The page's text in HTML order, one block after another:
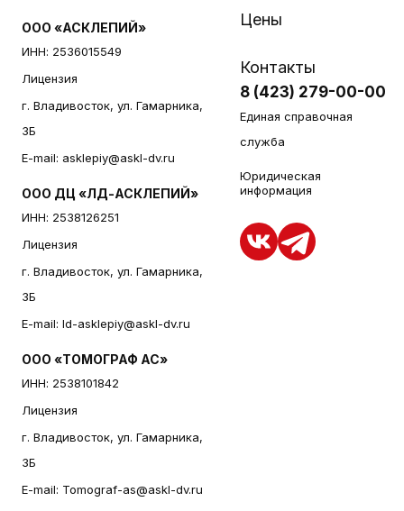
ООО «АСКЛЕПИЙ»
ИНН: 2536015549
Лицензия
г. Владивосток, ул. Гамарника,
3Б
E-mail: asklepiy@askl-dv.ru
ООО ДЦ «ЛД-АСКЛЕПИЙ»
ИНН: 2538126251
Лицензия
г. Владивосток, ул. Гамарника,
3Б
E-mail: ld-asklepiy@askl-dv.ru
ООО «ТОМОГРАФ АС»
ИНН: 2538101842
Лицензия
г. Владивосток, ул. Гамарника,
3Б
E-mail: Tomograf-as@askl-dv.ru
Цены
Контакты
8 (423) 279-00-00
Единая справочная
служба
Юридическая
информация